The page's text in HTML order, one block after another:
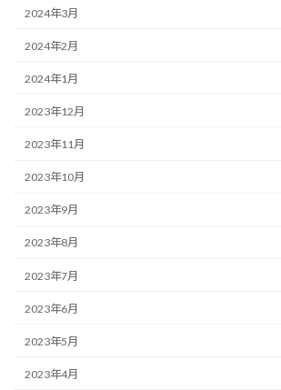
2024年3月
2024年2月
2024年1月
2023年12月
2023年11月
2023年10月
2023年9月
2023年8月
2023年7月
2023年6月
2023年5月
2023年4月